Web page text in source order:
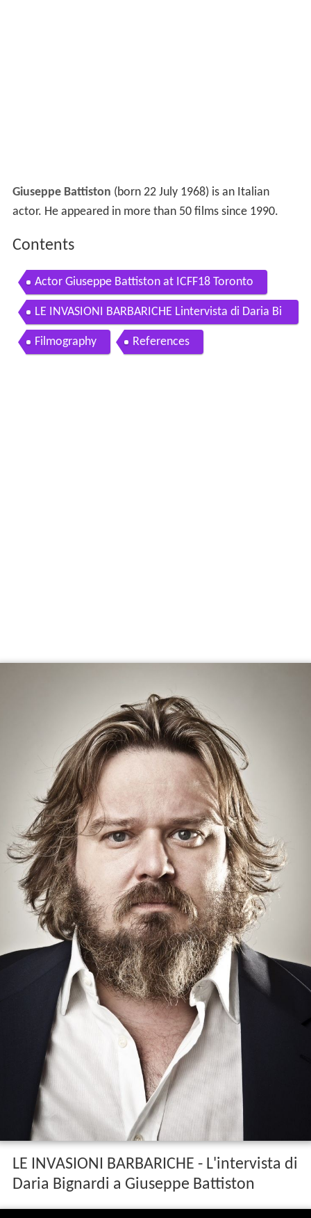
Giuseppe Battiston (born 22 July 1968) is an Italian
actor. He appeared in more than 50 films since 1990.
Contents
Actor Giuseppe Battiston at ICFF18 Toronto
LE INVASIONI BARBARICHE Lintervista di Daria Bi
gnardi a Giuseppe Battiston
Filmography References
LE INVASIONI BARBARICHE - L'intervista di
Daria Bignardi a Giuseppe Battiston